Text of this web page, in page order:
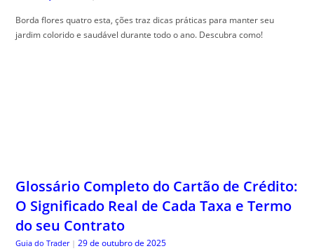
Borda flores quatro esta, ções traz dicas práticas para manter seu
jardim colorido e saudável durante todo o ano. Descubra como!
Glossário Completo do Cartão de Crédito:
O Significado Real de Cada Taxa e Termo
do seu Contrato
Guia do Trader | 29 de outubro de 2025